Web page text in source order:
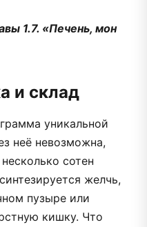
1.7. «Печень, мон
и склад
уникальной
неё невозможна,
сотен
желчь,
пузыре или
кишку. Что